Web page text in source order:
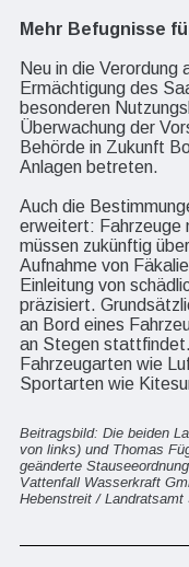
Mehr Befugnisse
Neu in die Verordung
Ermächtigung des
besonderen
Überwachung der
Behörde in Zukunft
Anlagen betreten.
Auch die
erweitert: Fahrzeuge
müssen zukünftig
Aufnahme von
Einleitung von
präzisiert.
an Bord eines
an Stegen
Fahrzeugarten wie
Sportarten wie
Beitragsbild: Die beiden
von links) und Thomas
geänderte
Vattenfall Wasserkraft
Hebenstreit / Landratsamt